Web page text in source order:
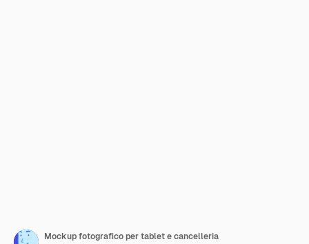
Mockup fotografico per tablet e cancelleria